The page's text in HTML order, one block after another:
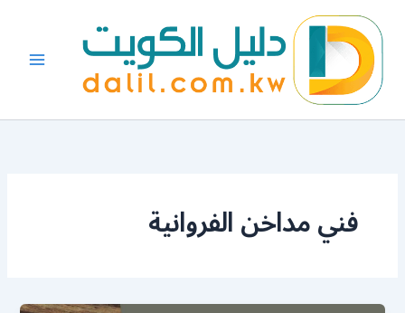
المحتوى
فني مداخن الفروانية